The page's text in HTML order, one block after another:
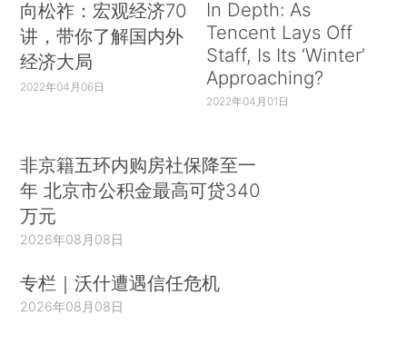
向松祚：宏观经济70
讲，带你了解国内外
经济大局
2022年04月06日
In Depth: As
Tencent Lays Off
Staff, Is Its ‘Winter’
Approaching?
2022年04月01日
非京籍五环内购房社保降至一
年 北京市公积金最高可贷340
万元
2026年08月08日
专栏｜沃什遭遇信任危机
2026年08月08日